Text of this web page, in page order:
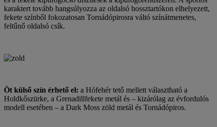
karaktert tovább hangsúlyozza az oldalsó hossztartókon elhelyezett,
fekete színből fokozatosan Tornádópirosra váltó színátmenetes,
feltűnő oldalsó csík.
Öt külső szín érhető el: a Hófehér tető mellett választható a
Holdkőszürke, a Grenadillfekete metál és – kizárólag az évfordulós
modell esetében – a Dark Moss zöld metál és Tornádópiros.